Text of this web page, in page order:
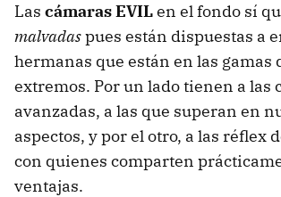
Las cámaras EVILen el fondo sí
malvadaspues están dispuestas a
hermanas que están en las gamas
extremos. Por un lado tienen a las
avanzadas, a las que superan en
aspectos, y por el otro, a las réflex
con quienes comparten
ventajas.